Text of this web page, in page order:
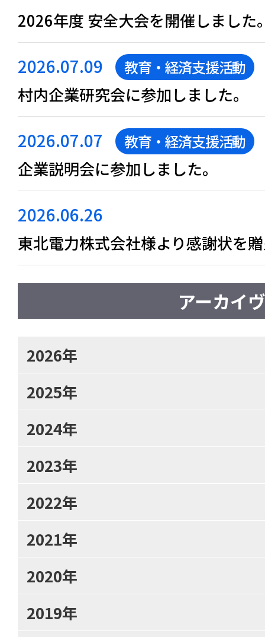
2026年度 安全大会を開催しました
2026.07.09 教育・経済支援活動
村内企業研究会に参加しました。
2026.07.07 教育・経済支援活動
企業説明会に参加しました。
2026.06.26
東北電力株式会社様より感謝状を
アーカイヴ
2026年
2025年
2024年
2023年
2022年
2021年
2020年
2019年